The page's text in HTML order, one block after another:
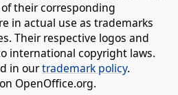
their corresponding
in actual use as trademarks
Their respective logos and
international copyright laws.
in ourtrademark policy.
OpenOffice.org.